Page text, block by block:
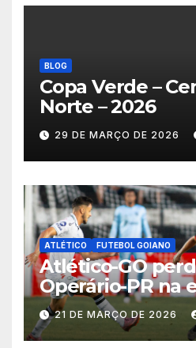
BLOG
Copa Verde –
Norte – 2026
29 DE MARÇO DE 2026
ATLÉTICO FUTEBOL GOIANO
Atlético-GO
Operário-PR na
começa sob
2026
21 DE MARÇO DE 2026